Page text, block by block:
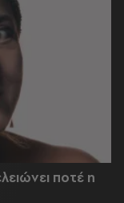
ποτέ η